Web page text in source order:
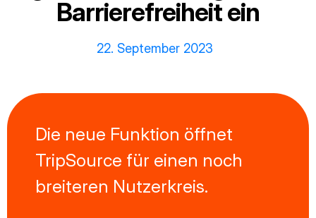
Barrierefreiheit ein
22. September 2023
Die neue Funktion öffnet
TripSource für einen noch
breiteren Nutzerkreis.